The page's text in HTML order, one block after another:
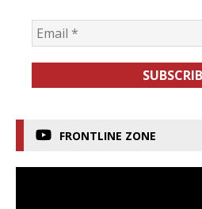
FRONTLINE ZONE